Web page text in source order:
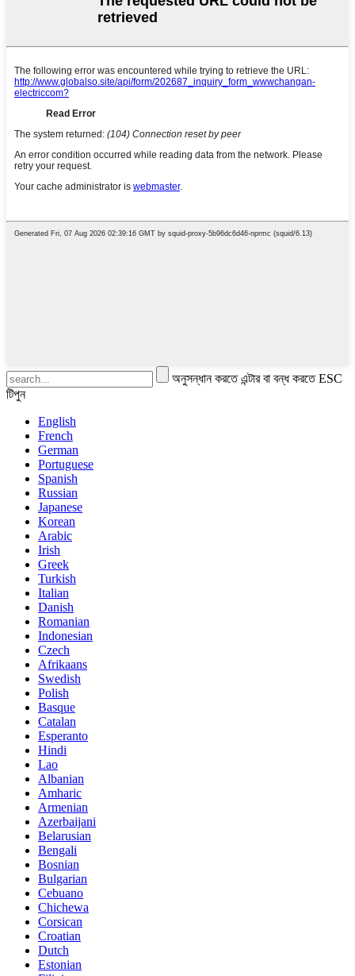
অনুসন্ধান করতে এন্টার বা বন্ধ করতে ESC
টিপুন
English
French
German
Portuguese
Spanish
Russian
Japanese
Korean
Arabic
Irish
Greek
Turkish
Italian
Danish
Romanian
Indonesian
Czech
Afrikaans
Swedish
Polish
Basque
Catalan
Esperanto
Hindi
Lao
Albanian
Amharic
Armenian
Azerbaijani
Belarusian
Bengali
Bosnian
Bulgarian
Cebuano
Chichewa
Corsican
Croatian
Dutch
Estonian